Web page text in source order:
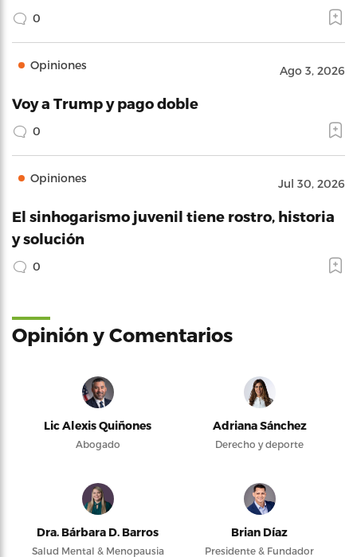
0
Opiniones Ago 3, 2026
Voy a Trump y pago doble
0
Opiniones Jul 30, 2026
El sinhogarismo juvenil tiene rostro, historia
y solución
0
Opinión y Comentarios
Lic Alexis Quiñones
Abogado
Adriana Sánchez
Derecho y deporte
Dra. Bárbara D. Barros
Salud Mental & Menopausia
Brian Díaz
Presidente & Fundador